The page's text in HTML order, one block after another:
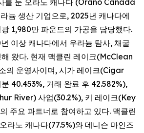
를 둔 오라노 캐나다 (Orano Canada
늄 생산 기업으로, 2025년 캐나다에
1,980만 파운드의 가공을 담당했다.
이상 캐나다에서 우라늄 탐사, 채굴
왔다. 현재 맥클린 레이크(McClean
의 운영사이며, 시가 레이크(Cigar
40.453%, 거래 완료 후 42.582%),
River) 사업(30.2%), 키 레이크(Key
주요 파트너로 참여하고 있다. 맥클린
라노 캐나다(77.5%)와 데니슨 마인즈